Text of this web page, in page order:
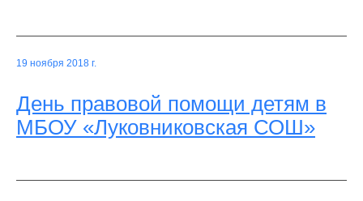
19 ноября 2018 г.
День правовой помощи детям в
МБОУ «Луковниковская СОШ»